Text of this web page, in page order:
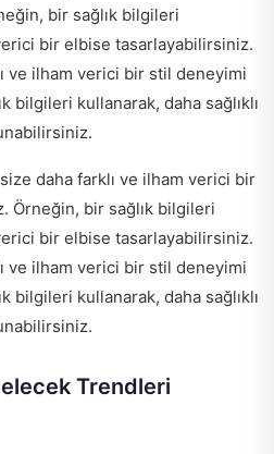
bir sağlık bilgileri
bir elbise tasarlayabilirsiniz.
ve ilham verici bir stil deneyimi
bilgileri kullanarak, daha sağlıklı
daha farklı ve ilham verici bir
Örneğin, bir sağlık bilgileri
bir elbise tasarlayabilirsiniz.
ve ilham verici bir stil deneyimi
bilgileri kullanarak, daha sağlıklı
Trendleri